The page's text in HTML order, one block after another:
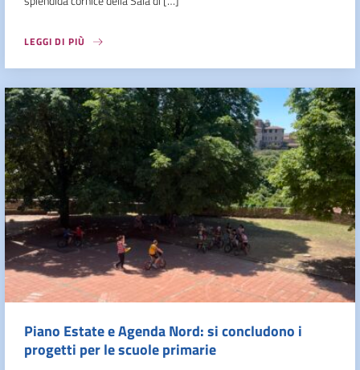
LEGGI DI PIÙ
Piano Estate e Agenda Nord: si concludono i
progetti per le scuole primarie